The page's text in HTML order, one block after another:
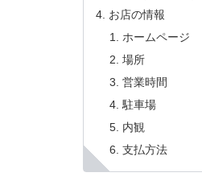
お店の情報
ホームページ
場所
営業時間
駐車場
内観
支払方法